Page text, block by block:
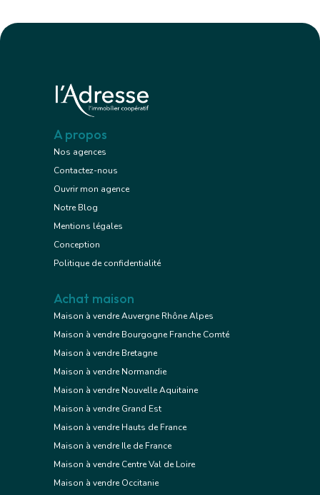
A propos
Nos agences
Contactez-nous
Ouvrir mon agence
Notre Blog
Mentions légales
Conception
Politique de confidentialité
Achat maison
Maison à vendre Auvergne Rhône Alpes
Maison à vendre Bourgogne Franche Comté
Maison à vendre Bretagne
Maison à vendre Normandie
Maison à vendre Nouvelle Aquitaine
Maison à vendre Grand Est
Maison à vendre Hauts de France
Maison à vendre Ile de France
Maison à vendre Centre Val de Loire
Maison à vendre Occitanie